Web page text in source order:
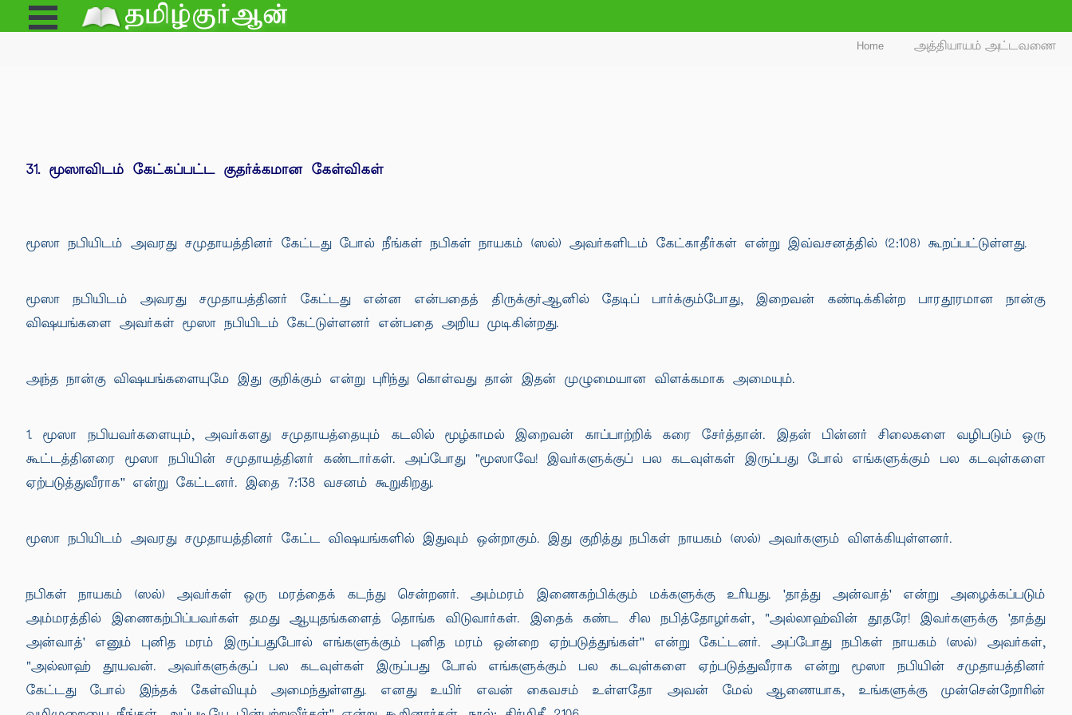
Open
Menu
Home அத்தியாயம் அட்டவணை
31. மூஸாவிடம் கேட்கப்பட்ட குதர்க்கமான கேள்விகள்
மூஸா நபியிடம் அவரது சமுதாயத்தினர் கேட்டது போல் நீங்கள் நபிகள் நாயகம் (ஸல்) அவர்களிடம் கேட்காதீர்கள் என்று இவ்வசனத்தில் (2:108) கூறப்பட்டுள்ளது.
மூஸா நபியிடம் அவரது சமுதாயத்தினர் கேட்டது என்ன என்பதைத் திருக்குர்ஆனில் தேடிப் பார்க்கும்போது, இறைவன் கண்டிக்கின்ற பாரதூரமான நான்கு
விஷயங்களை அவர்கள் மூஸா நபியிடம் கேட்டுள்ளனர் என்பதை அறிய முடிகின்றது.
அந்த நான்கு விஷயங்களையுமே இது குறிக்கும் என்று புரிந்து கொள்வது தான் இதன் முழுமையான விளக்கமாக அமையும்.
1. மூஸா நபியவர்களையும், அவர்களது சமுதாயத்தையும் கடலில் மூழ்காமல் இறைவன் காப்பாற்றிக் கரை சேர்த்தான். இதன் பின்னர் சிலைகளை வழிபடும் ஒரு
கூட்டத்தினரை மூஸா நபியின் சமுதாயத்தினர் கண்டார்கள். அப்போது "மூஸாவே! இவர்களுக்குப் பல கடவுள்கள் இருப்பது போல் எங்களுக்கும் பல கடவுள்களை
ஏற்படுத்துவீராக'' என்று கேட்டனர். இதை 7:138 வசனம் கூறுகிறது.
மூஸா நபியிடம் அவரது சமுதாயத்தினர் கேட்ட விஷயங்களில் இதுவும் ஒன்றாகும். இது குறித்து நபிகள் நாயகம் (ஸல்) அவர்களும் விளக்கியுள்ளனர்.
நபிகள் நாயகம் (ஸல்) அவர்கள் ஒரு மரத்தைக் கடந்து சென்றனர். அம்மரம் இணைகற்பிக்கும் மக்களுக்கு உரியது. 'தாத்து அன்வாத்' என்று அழைக்கப்படும்
அம்மரத்தில் இணைகற்பிப்பவர்கள் தமது ஆயுதங்களைத் தொங்க விடுவார்கள். இதைக் கண்ட சில நபித்தோழர்கள், "அல்லாஹ்வின் தூதரே! இவர்களுக்கு 'தாத்து
அன்வாத்' எனும் புனித மரம் இருப்பதுபோல் எங்களுக்கும் புனித மரம் ஒன்றை ஏற்படுத்துங்கள்'' என்று கேட்டனர். அப்போது நபிகள் நாயகம் (ஸல்) அவர்கள்,
"அல்லாஹ் தூயவன். அவர்களுக்குப் பல கடவுள்கள் இருப்பது போல் எங்களுக்கும் பல கடவுள்களை ஏற்படுத்துவீராக என்று மூஸா நபியின் சமுதாயத்தினர்
கேட்டது போல் இந்தக் கேள்வியும் அமைந்துள்ளது. எனது உயிர் எவன் கைவசம் உள்ளதோ அவன் மேல் ஆணையாக, உங்களுக்கு முன்சென்றோரின்